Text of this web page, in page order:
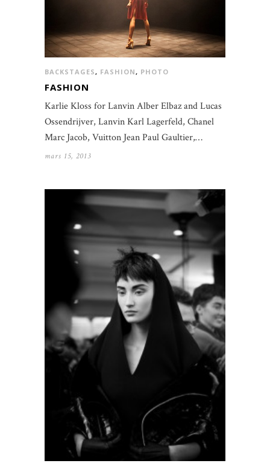
BACKSTAGES, FASHION, PHOTO
FASHION
Karlie Kloss for Lanvin Alber Elbaz and Lucas
Ossendrijver, Lanvin Karl Lagerfeld, Chanel
Marc Jacob, Vuitton Jean Paul Gaultier,…
mars 15, 2013